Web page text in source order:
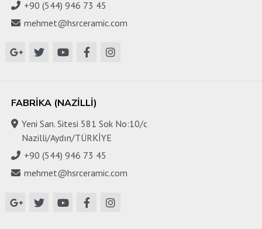
+90 (544) 946 73 45
mehmet@hsrceramic.com
FABRIKA (NAZILLI)
Yeni San. Sitesi 581 Sok No:10/c
Nazilli/Aydın/TÜRKİYE
+90 (544) 946 73 45
mehmet@hsrceramic.com